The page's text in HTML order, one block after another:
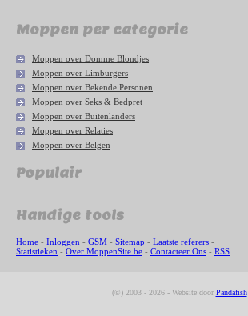
Moppen per categorie
Moppen over Domme Blondjes
Moppen over Limburgers
Moppen over Bekende Personen
Moppen over Seks & Bedpret
Moppen over Buitenlanders
Moppen over Relaties
Moppen over Belgen
Populair
Handige tools
Home - Inloggen - GSM - Sitemap - Laatste referers -
Statistieken - Over MoppenSite.be - Contacteer Ons - RSS
(©) 2003 - 2026 - Website door Pandafish